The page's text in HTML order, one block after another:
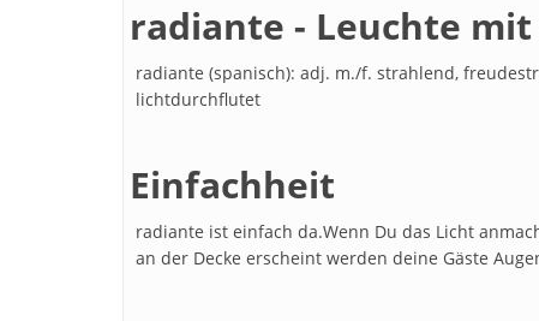
radiante - Leuchte
radiante (spanisch): adj. m./f. strahlend,
lichtdurchflutet
Einfachheit
radiante ist einfach da.Wenn Du das Licht
an der Decke erscheint werden deine Gäste